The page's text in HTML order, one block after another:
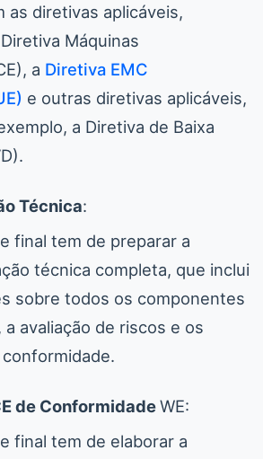
as diretivas aplicáveis,
Máquinas
a Diretiva EMC
e outras diretivas aplicáveis,
a Diretiva de Baixa
Técnica:
final tem de preparar a
técnica completa, que inclui
sobre todos os componentes
avaliação de riscos e os
de ConformidadeWE:
final tem de elaborar a